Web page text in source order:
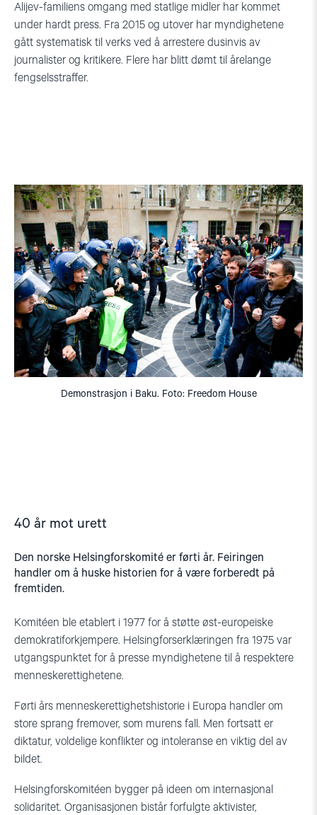
Alijev-familiens omgang med statlige midler har kommet
under hardt press. Fra 2015 og utover har myndighetene
gått systematisk til verks ved å arrestere dusinvis av
journalister og kritikere. Flere har blitt dømt til årelange
fengselsstraffer.
Demonstrasjon i Baku. Foto: Freedom House
40 år mot urett
Den norske Helsingforskomité er førti år. Feiringen
handler om å huske historien for å være forberedt på
fremtiden.
Komitéen ble etablert i 1977 for å støtte øst-europeiske
demokratiforkjempere. Helsingforserklæringen fra 1975 var
utgangspunktet for å presse myndighetene til å respektere
menneskerettighetene.
Førti års menneskerettighetshistorie i Europa handler om
store sprang fremover, som murens fall. Men fortsatt er
diktatur, voldelige konflikter og intoleranse en viktig del av
bildet.
Helsingforskomitéen bygger på ideen om internasjonal
solidaritet. Organisasjonen bistår forfulgte aktivister,